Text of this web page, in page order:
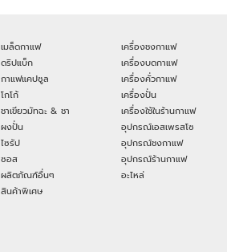
เมล็ดกาแฟ
ดริปแบ็ก
กาแฟแคปซูล
โกโก้
ชาเขียวมัทฉะ & ชา
ผงปั่น
ไซรัป
ซอส
ผลิตภัณฑ์อื่นๆ
สินค้าพิเศษ
เครื่องชงกาแฟ
เครื่องบดกาแฟ
เครื่องคั่วกาแฟ
เครื่องปั่น
เครื่องใช้ในร้านกาแฟ
อุปกรณ์เอสเพรสโซ
อุปกรณ์ชงกาแฟ
อุปกรณ์ร้านกาแฟ
อะไหล่